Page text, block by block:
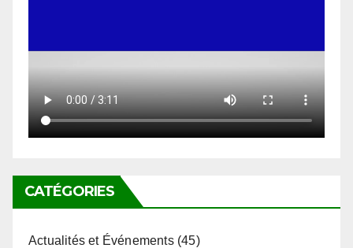
CATÉGORIES